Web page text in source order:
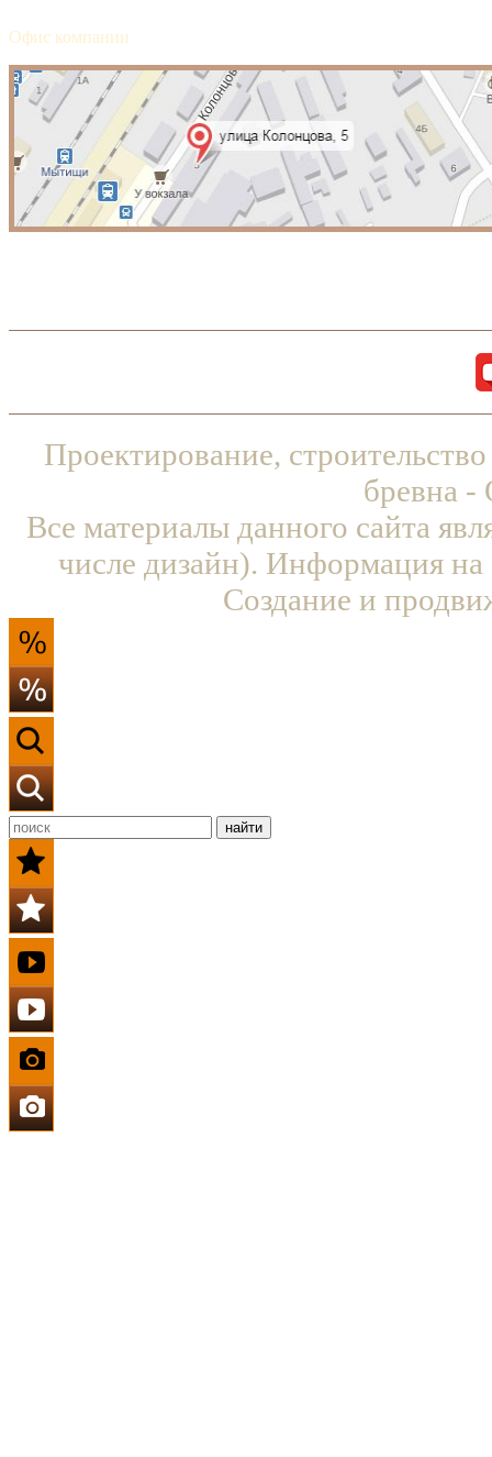
Офис компании
Проектирование,
бревна
Все материалы данного сайта
числе дизайн). Информация на
Создание и